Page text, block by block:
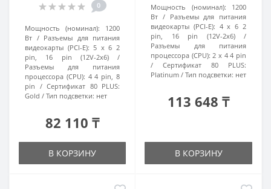
0
Мощность (номинал):
1200
Вт
Разъемы для питания
видеокарты (PCI-E): 5 x 6 2
pin, 16 pin (12V-2x6)
Разъемы для питания
процессора (CPU): 4 4 pin, 8
pin
Сертификат 80 PLUS:
Gold
Тип подсветки: нет
82 110 ₸
В КОРЗИНУ
Мощность (номинал):
1200
Вт
Разъемы для питания
видеокарты (PCI-E): 4 x 6 2
pin, 16 pin (12V-2x6)
Разъемы для питания
процессора (CPU): 2 x 4 4 pin
Сертификат 80 PLUS:
Platinum
Тип подсветки: нет
113 648 ₸
В КОРЗИНУ